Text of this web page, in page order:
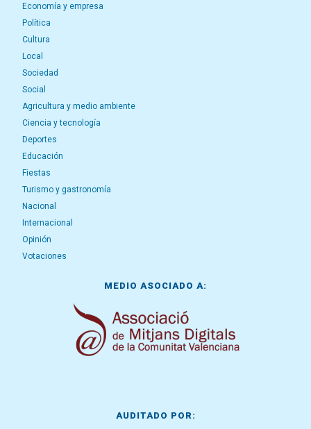
Economía y empresa
Política
Cultura
Local
Sociedad
Social
Agricultura y medio ambiente
Ciencia y tecnología
Deportes
Educación
Fiestas
Turismo y gastronomía
Nacional
Internacional
Opinión
Votaciones
MEDIO ASOCIADO A:
AUDITADO POR: